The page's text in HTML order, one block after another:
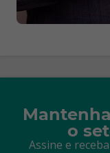
o
Assine e